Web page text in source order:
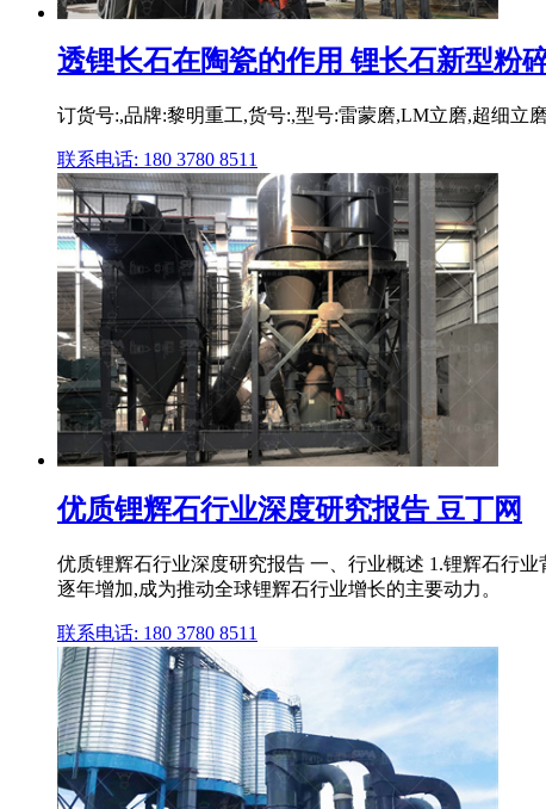
透锂长石在陶瓷的作用 锂长石新型粉
订货号:,品牌:黎明重工,货号:,型号:雷蒙磨,LM立磨,超细立
联系电话: 180 3780 8511
优质锂辉石行业深度研究报告 豆丁网
优质锂辉石行业深度研究报告 一、行业概述 1.锂辉石行
逐年增加,成为推动全球锂辉石行业增长的主要动力。
联系电话: 180 3780 8511